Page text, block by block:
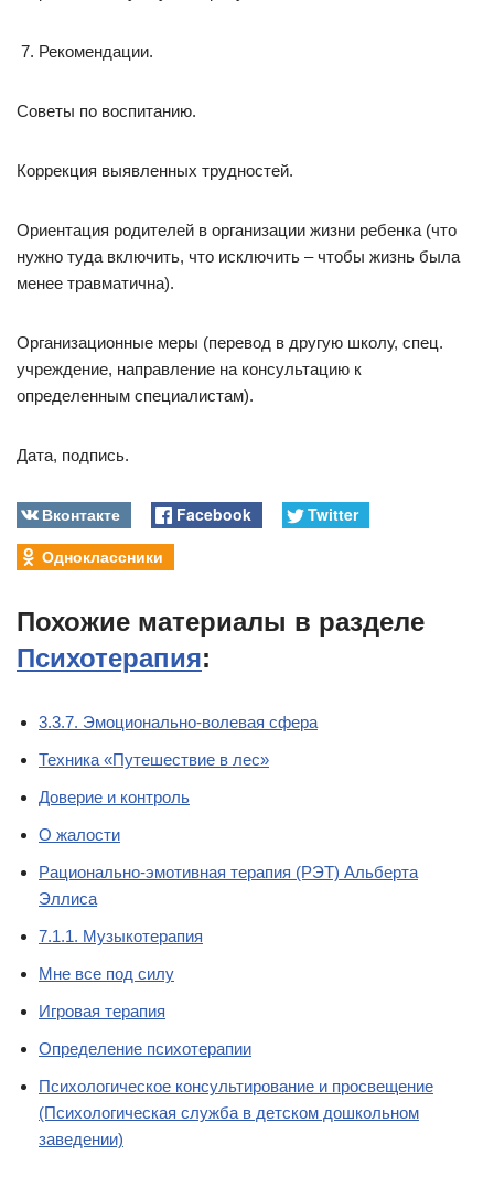
Рекомендации.
Советы по воспитанию.
Коррекция выявленных трудностей.
Ориентация родителей в организации жизни ребенка (что
нужно туда включить, что исключить – чтобы жизнь была
менее травматична).
Организационные меры (перевод в другую школу, спец.
учреждение, направление на консультацию к
определенным специалистам).
Дата, подпись.
Вконтакте Facebook
Twitter
Одноклассники
Похожие материалы в разделе
Психотерапия:
3.3.7. Эмоционально-волевая сфера
Техника «Путешествие в лес»
Доверие и контроль
О жалости
Рационально-эмотивная терапия (РЭТ) Альберта
Эллиса
7.1.1. Музыкотерапия
Мне все под силу
Игровая терапия
Определение психотерапии
Психологическое консультирование и просвещение
(Психологическая служба в детском дошкольном
заведении)